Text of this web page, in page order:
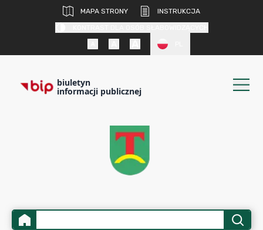
MAPA STRONY
INSTRUKCJA
biuletyn
informacji publicznej